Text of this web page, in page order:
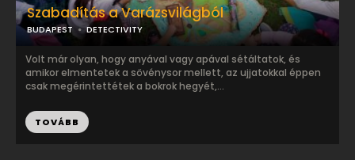
Szabadítás a Varázsvilágból
BUDAPEST DETECTIVITY
Volt már olyan, hogy anyával vagy apával sétáltatok, és
amikor elmentetek a sövénysor mellett, az ujjatokkal éppen
csak megérintettétek a bokrok hegyét,...
TOVÁBB